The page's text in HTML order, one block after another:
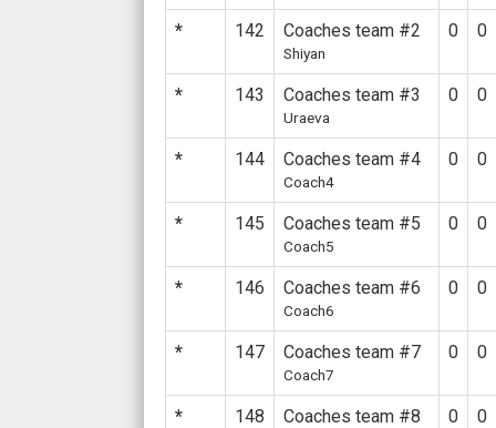
* 142 Coaches team #2
Shiyan
0 0
* 143 Coaches team #3
Uraeva
0 0
* 144 Coaches team #4
Coach4
0 0
* 145 Coaches team #5
Coach5
0 0
* 146 Coaches team #6
Coach6
0 0
* 147 Coaches team #7
Coach7
0 0
* 148 Coaches team #8 0 0